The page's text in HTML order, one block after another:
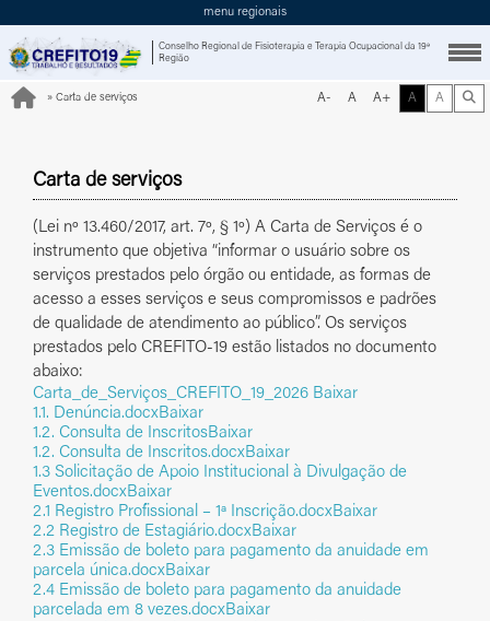
menu regionais
Conselho Regional de Fisioterapia e Terapia Ocupacional da 19ª
Região
Fechar
Portal do Profissional
Atendimento (Somente mensagens)
Primeiro Registro Profissional
Nada Consta (Certidão Negativa)
Solicitação de Boletos ou Parcelamentos
Consultar Profissional
Denúncia
Fale Conosco
Fisioterapia
Definição e Símbolo
Formação Acadêmica e Profissional
» Carta de serviços A- A A+ A A
Carta de serviços
(Lei nº 13.460/2017, art. 7º, § 1º) A Carta de Serviços é o
instrumento que objetiva “informar o usuário sobre os
serviços prestados pelo órgão ou entidade, as formas de
acesso a esses serviços e seus compromissos e padrões
de qualidade de atendimento ao público”. Os serviços
prestados pelo CREFITO‑19 estão listados no documento
abaixo:
Carta_de_Serviços_CREFITO_19_2026 Baixar
1.1. Denúncia.docxBaixar
1.2. Consulta de InscritosBaixar
1.2. Consulta de Inscritos.docxBaixar
1.3 Solicitação de Apoio Institucional à Divulgação de
Eventos.docxBaixar
2.1 Registro Profissional – 1ª Inscrição.docxBaixar
2.2 Registro de Estagiário.docxBaixar
2.3 Emissão de boleto para pagamento da anuidade em
parcela única.docxBaixar
2.4 Emissão de boleto para pagamento da anuidade
parcelada em 8 vezes.docxBaixar